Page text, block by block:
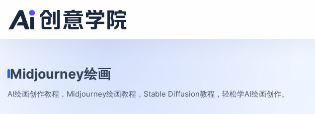
Midjourney绘画
AI绘画创作教程，Midjourney绘画教程，Stable Diffusion教程，轻松学AI绘画创作。